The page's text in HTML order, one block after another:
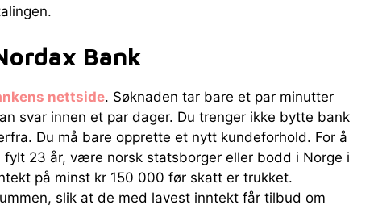
Bank
nettside. Søknaden tar bare et par minutter
svar innen et par dager. Du trenger ikke bytte bank
Du må bare opprette et nytt kundeforhold. For å
23 år, være norsk statsborger eller bodd i Norge i
på minst kr 150 000 før skatt er trukket.
slik at de med lavest inntekt får tilbud om